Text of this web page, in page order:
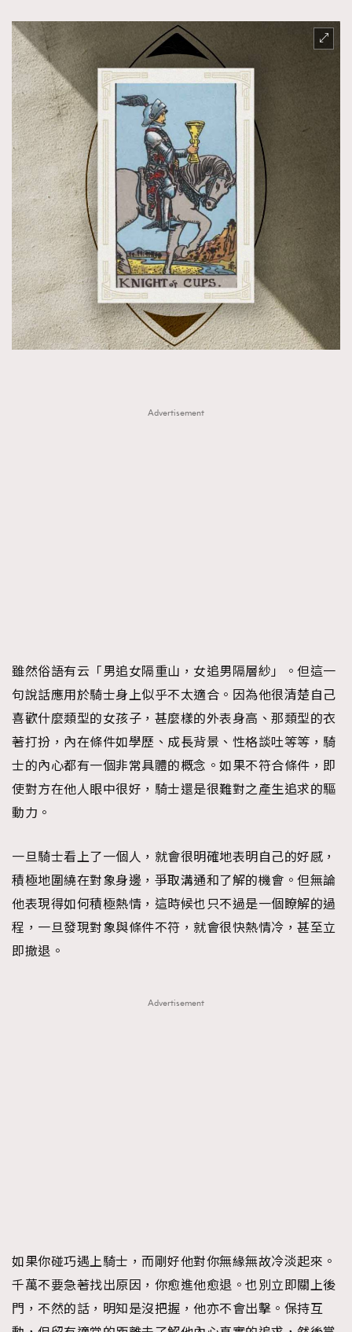
Advertisement
雖然俗語有云「男追女隔重山，女追男隔層紗」。但這一
句說話應用於騎士身上似乎不太適合。因為他很清楚自己
喜歡什麼類型的女孩子，甚麼樣的外表身高、那類型的衣
著打扮，內在條件如學歷、成長背景、性格談吐等等，騎
士的內心都有一個非常具體的概念。如果不符合條件，即
使對方在他人眼中很好，騎士還是很難對之產生追求的驅
動力。
一旦騎士看上了一個人，就會很明確地表明自己的好感，
積極地圍繞在對象身邊，爭取溝通和了解的機會。但無論
他表現得如何積極熱情，這時候也只不過是一個瞭解的過
程，一旦發現對象與條件不符，就會很快熱情冷，甚至立
即撤退。
Advertisement
如果你碰巧遇上騎士，而剛好他對你無緣無故冷淡起來。
千萬不要急著找出原因，你愈進他愈退。也別立即關上後
門，不然的話，明知是沒把握，他亦不會出擊。保持互